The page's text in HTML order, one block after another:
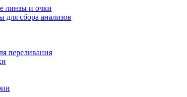
линзы и очки
для сбора анализов
переливания